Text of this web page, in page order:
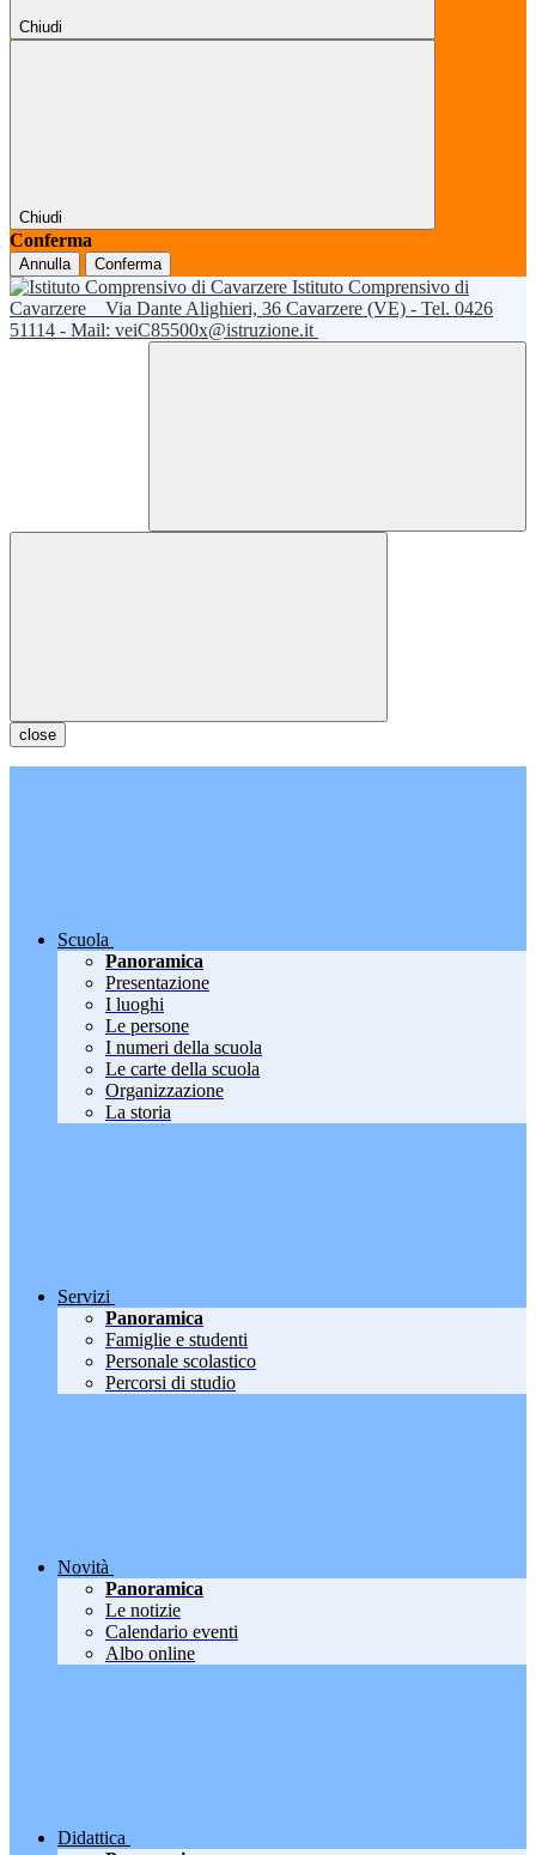
Chiudi
Chiudi
Conferma
Annulla Conferma
Istituto Comprensivo di
Cavarzere
Via Dante Alighieri, 36 Cavarzere (VE) - Tel. 0426
51114 - Mail: veiC85500x@istruzione.it
close
Scuola
Panoramica
Presentazione
I luoghi
Le persone
I numeri della scuola
Le carte della scuola
Organizzazione
La storia
Servizi
Panoramica
Famiglie e studenti
Personale scolastico
Percorsi di studio
Novità
Panoramica
Le notizie
Calendario eventi
Albo online
Didattica